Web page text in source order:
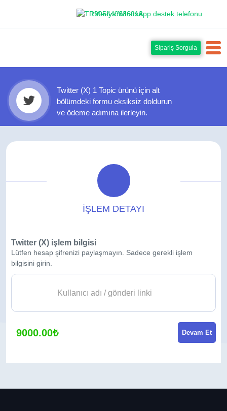
+905449636913
Sipariş Sorgula
Twitter (X) 1 Topic ürünü için alt
bölümdeki formu eksiksiz doldurun
ve ödeme adımına ilerleyin.
İŞLEM DETAYI
Twitter (X) işlem bilgisi
Lütfen hesap şifrenizi paylaşmayın. Sadece gerekli işlem
bilgisini girin.
9000.00₺ Devam Et